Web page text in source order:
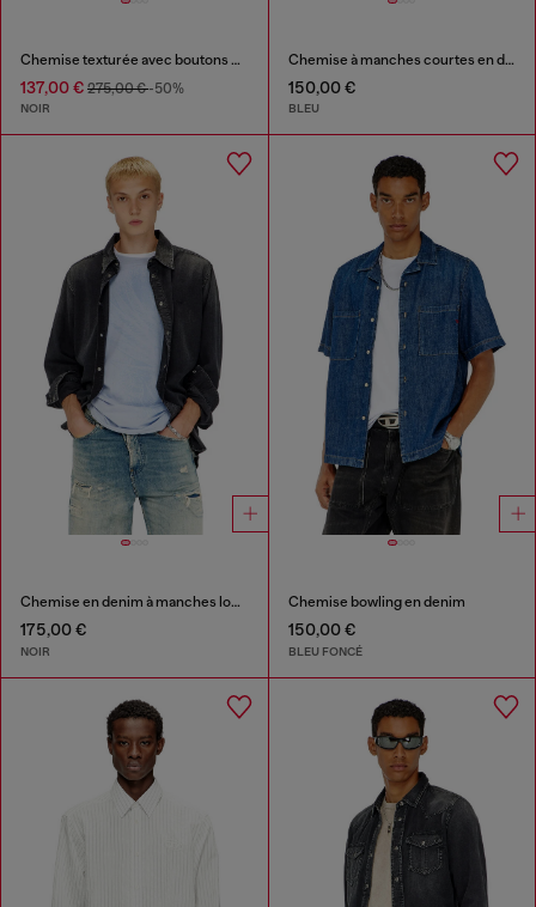
Chemise texturée avec boutons de marque
137,00 € 275,00 €-50%
NOIR
Chemise à manches courtes en denim
150,00 €
BLEU
Chemise en denim à manches longues
175,00 €
NOIR
Chemise bowling en denim
150,00 €
BLEU FONCÉ